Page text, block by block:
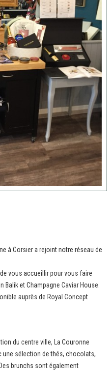
à Corsier a rejoint notre réseau de
vous accueillir pour vous faire
et Champagne Caviar House.
auprès de Royal Concept
du centre ville, La Couronne
une sélection de thés, chocolats,
brunchs sont également